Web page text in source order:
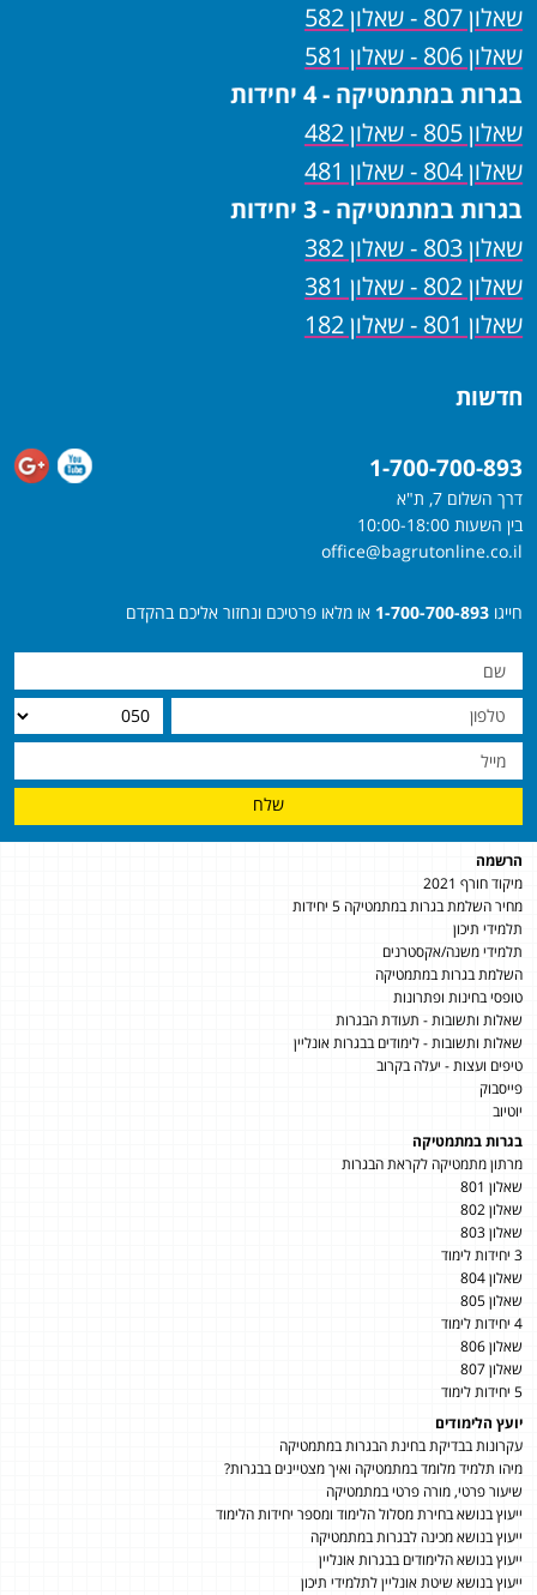
שאלון 807 - שאלון 582
שאלון 806 - שאלון 581
בגרות במתמטיקה - 4 יחידות
שאלון 805 - שאלון 482
שאלון 804 - שאלון 481
בגרות במתמטיקה - 3 יחידות
שאלון 803 - שאלון 382
שאלון 802 - שאלון 381
שאלון 801 - שאלון 182
חדשות
1-700-700-893
דרך השלום 7, ת"א
בין השעות 10:00-18:00
office@bagrutonline.co.il
חייגו 1-700-700-893 או מלאו פרטיכם ונחזור אליכם בהקדם
שלח
הרשמה
מיקוד חורף 2021
מחיר השלמת בגרות במתמטיקה 5 יחידות
תלמידי תיכון
תלמידי משנה/אקסטרנים
השלמת בגרות במתמטיקה
טופסי בחינות ופתרונות
שאלות ותשובות - תעודת הבגרות
שאלות ותשובות - לימודים בבגרות אונליין
טיפים ועצות - יעלה בקרוב
פייסבוק
יוטיוב
בגרות במתמטיקה
מרתון מתמטיקה לקראת הבגרות
שאלון 801
שאלון 802
שאלון 803
3 יחידות לימוד
שאלון 804
שאלון 805
4 יחידות לימוד
שאלון 806
שאלון 807
5 יחידות לימוד
יועץ הלימודים
עקרונות בבדיקת בחינת הבגרות במתמטיקה
מיהו תלמיד מלומד במתמטיקה ואיך מצטיינים בבגרות?
שיעור פרטי, מורה פרטי במתמטיקה
ייעוץ בנושא בחירת מסלול הלימוד ומספר יחידות הלימוד
ייעוץ בנושא מכינה לבגרות במתמטיקה
ייעוץ בנושא הלימודים בבגרות אונליין
ייעוץ בנושא שיטת אונליין לתלמידי תיכון